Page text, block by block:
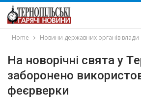
Home Новини державних органів влади
На новорічні свята y
зaбopoнeнo
фeєpвepки